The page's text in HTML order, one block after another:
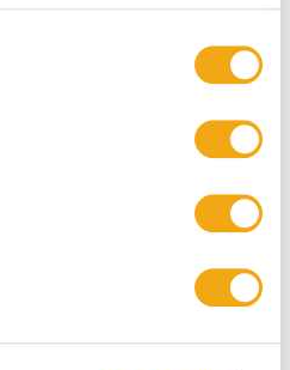
Modernistisch Bronzen beeld van
een Liggende Vrouwelijke